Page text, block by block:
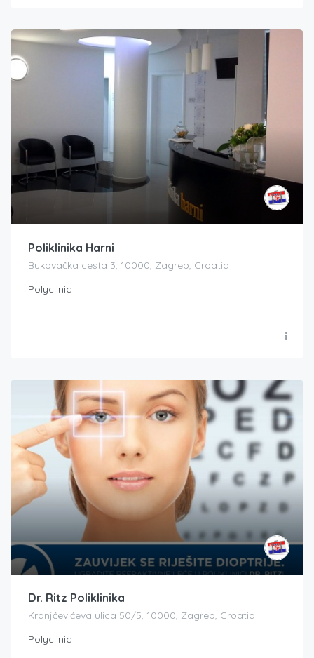
Poliklinika Harni
Bukovačka cesta 3, 10000, Zagreb, Croatia
Polyclinic
Dr. Ritz Poliklinika
Kranjčevićeva ulica 50/5, 10000, Zagreb, Croatia
Polyclinic